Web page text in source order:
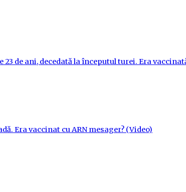
de ani, decedată la începutul turei. Era
Era vaccinat cu ARN mesager? (Video)